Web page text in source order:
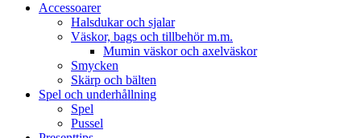
Accessoarer
Halsdukar och sjalar
Väskor, bags och tillbehör m.m.
Mumin väskor och axelväskor
Smycken
Skärp och bälten
Spel och underhållning
Spel
Pussel